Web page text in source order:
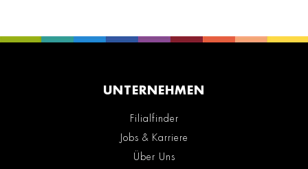
UNTERNEHMEN
Filialfinder
Jobs & Karriere
Über Uns